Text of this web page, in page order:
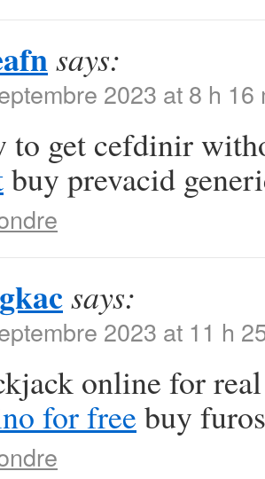
says:
2023 at 8 h 16
to get cefdinir
buy prevacid
says:
2023 at 11 h
online for
for free buy